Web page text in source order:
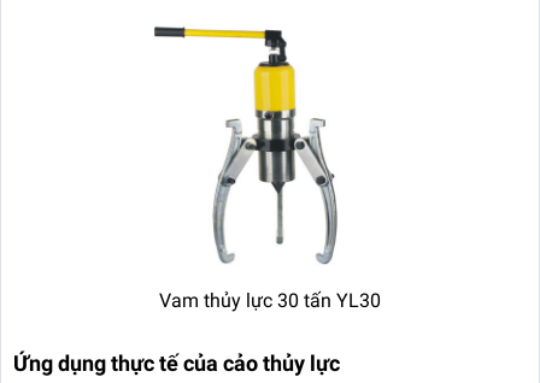
Vam thủy lực 30 tấn YL30
Ứng dụng thực tế của cảo thủy lực